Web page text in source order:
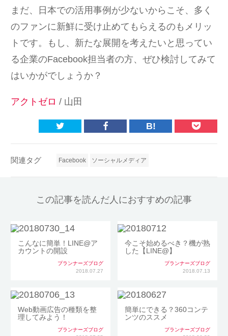
まだ、日本での活用事例が少ないからこそ、多く
のファンに新鮮に受け止めてもらえるのもメリッ
トです。もし、新たな展開を考えたいと思ってい
る企業のFacebook担当者の方、ぜひ検討してみて
はいかがでしょうか？
アクトゼロ / 山田
B!
関連タグ Facebook ソーシャルメディア
この記事を読んだ人におすすめの記事
こんなに簡単！LINE@ア
カウントの開設
プランナーズブログ
2018.07.27
今こそ始めるべき？機が熟
した【LINE@】
プランナーズブログ
2018.07.13
Web動画広告の種類を整
理してみよう！
プランナーズブログ
簡単にできる？360コンテ
ンツのススメ
プランナーズブログ